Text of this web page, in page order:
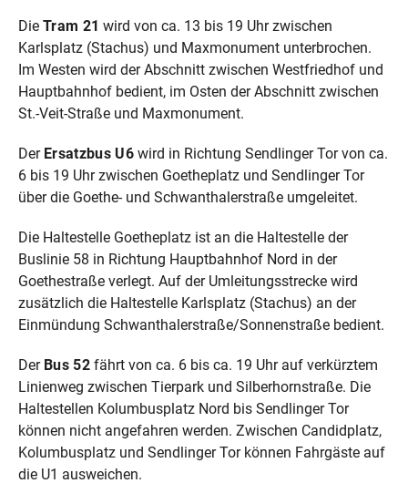
Die Tram 21 wird von ca. 13 bis 19 Uhr zwischen
Karlsplatz (Stachus) und Maxmonument unterbrochen.
Im Westen wird der Abschnitt zwischen Westfriedhof und
Hauptbahnhof bedient, im Osten der Abschnitt zwischen
St.-Veit-Straße und Maxmonument.
Der Ersatzbus U6wird in Richtung Sendlinger Tor von ca.
6 bis 19 Uhr zwischen Goetheplatz und Sendlinger Tor
über die Goethe- und Schwanthalerstraße umgeleitet.
Die Haltestelle Goetheplatz ist an die Haltestelle der
Buslinie 58 in Richtung Hauptbahnhof Nord in der
Goethestraße verlegt. Auf der Umleitungsstrecke wird
zusätzlich die Haltestelle Karlsplatz (Stachus) an der
Einmündung Schwanthalerstraße/Sonnenstraße bedient.
Der Bus 52fährt von ca. 6 bis ca. 19 Uhr auf verkürztem
Linienweg zwischen Tierpark und Silberhornstraße. Die
Haltestellen Kolumbusplatz Nord bis Sendlinger Tor
können nicht angefahren werden. Zwischen Candidplatz,
Kolumbusplatz und Sendlinger Tor können Fahrgäste auf
die U1 ausweichen.